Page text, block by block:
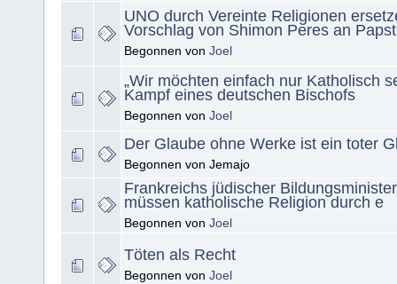
UNO durch Vereinte Religionen
Vorschlag von Shimon Peres an
Begonnen von Joel
„Wir möchten einfach nur Katholisch
Kampf eines deutschen Bischofs
Begonnen von Joel
Der Glaube ohne Werke ist ein toter
Begonnen von Jemajo
Frankreichs jüdischer
müssen katholische Religion durch e
Begonnen von Joel
Töten als Recht
Begonnen von Joel